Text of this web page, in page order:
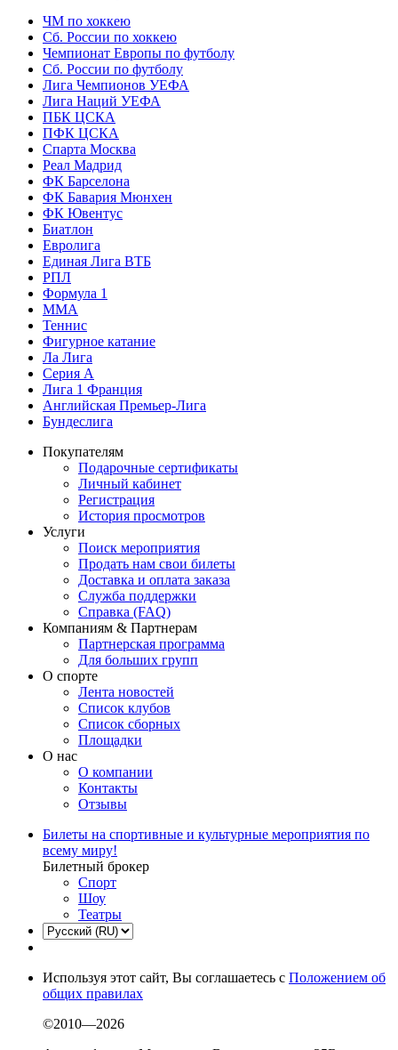
ЧМ по хоккею
Сб. России по хоккею
Чемпионат Европы по футболу
Сб. России по футболу
Лига Чемпионов УЕФА
Лига Наций УЕФА
ПБК ЦСКА
ПФК ЦСКА
Спарта Москва
Реал Мадрид
ФК Барселона
ФК Бавария Мюнхен
ФК Ювентус
Биатлон
Евролига
Единая Лига ВТБ
РПЛ
Формула 1
MMA
Теннис
Фигурное катание
Ла Лига
Серия А
Лига 1 Франция
Английская Премьер-Лига
Бундеслига
Покупателям
Подарочные сертификаты
Личный кабинет
Регистрация
История просмотров
Услуги
Поиск мероприятия
Продать нам свои билеты
Доставка и оплата заказа
Служба поддержки
Справка (FAQ)
Компаниям & Партнерам
Партнерская программа
Для больших групп
О спорте
Лента новостей
Список клубов
Список сборных
Площадки
О нас
О компании
Контакты
Отзывы
Билеты на спортивные и культурные мероприятия по
всему миру!
Билетный брокер
Спорт
Шоу
Театры
Используя этот сайт, Вы соглашаетесь с Положением об
общих правилах
©2010—2026